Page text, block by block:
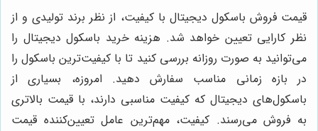
فروش باسکول دیجیتال با کیفیت، از نظر برند تولیدی و از
کارایی تعیین خواهد شد. هزینه خرید باسکول دیجیتال را
به صورت روزانه بررسی کنید تا با کیفیت‌ترین باسکول را
بازه زمانی مناسب سفارش دهید. امروزه، بسیاری از
دیجیتال که کیفیت مناسبی دارند، با قیمت بالاتری
فروش می‌رسند. کیفیت، مهم‌ترین عامل تعیین‌کننده قیمت